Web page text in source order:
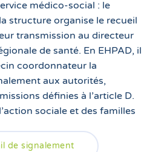
médico-social : le
structure organise le recueil
transmission au directeur
de santé. En EHPAD, il
coordonnateur la
aux autorités,
définies à l’article D.
sociale et des familles
de signalement